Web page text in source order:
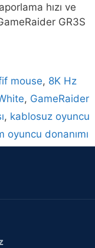
hızı ve
GR3S
mouse, 8K Hz
, GameRaider
, kablosuz oyuncu
oyuncu donanımı